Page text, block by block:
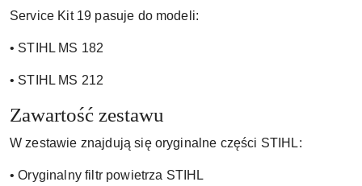
Service Kit 19 pasuje do modeli:
• STIHL MS 182
• STIHL MS 212
Zawartość zestawu
W zestawie znajdują się oryginalne części STIHL:
• Oryginalny filtr powietrza STIHL